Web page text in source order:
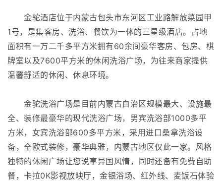
金驼酒店位于内蒙古包头市东河区工业路解放菜园甲
1号，是集客房、洗浴、餐饮为一体的三星级酒店。占地
面积有一万二千多平方米拥有60余间豪华客房、包房、棋
牌室以及7600平方米的休闲洗浴广场，为往来商家提供
温馨舒适的休闲、休息环境。
金驼洗浴广场是目前内蒙古自治区规模最大、设施最
全、装修最豪华的现代洗浴广场，男宾洗浴部1000多平
方米，女宾洗浴部600多平方米，采用进口桑拿洗浴设
备，全欧式装修，豪华典雅，内蒙古地区仅此一家。风格
独特的休闲广场让您说享异国风情，同时还备有免费自助
餐，卡拉0K影视放映厅，金银浴场、红外线、麦饭石体验